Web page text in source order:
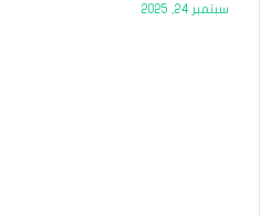
سبتمبر 24, 2025